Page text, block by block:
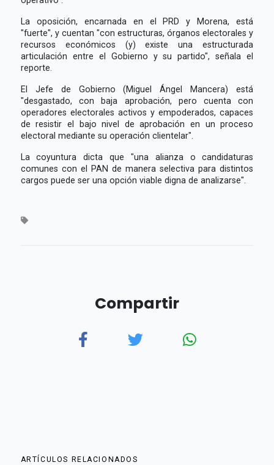
La oposición, encarnada en el PRD y Morena, está
"fuerte", y cuentan "con estructuras, órganos electorales y
recursos económicos (y) existe una estructurada
articulación entre el Gobierno y su partido", señala el
reporte.
El Jefe de Gobierno (Miguel Ángel Mancera) está
"desgastado, con baja aprobación, pero cuenta con
operadores electorales activos y empoderados, capaces
de resistir el bajo nivel de aprobación en un proceso
electoral mediante su operación clientelar".
La coyuntura dicta que "una alianza o candidaturas
comunes con el PAN de manera selectiva para distintos
cargos puede ser una opción viable digna de analizarse".
Compartir
ARTÍCULOS RELACIONADOS